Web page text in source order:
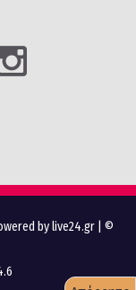
by live24.gr | ©